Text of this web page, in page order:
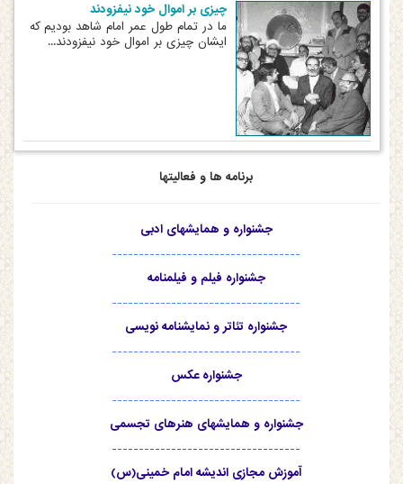
چیزی بر اموال خود نیفزودند
ما در تمام طول عمر امام شاهد بودیم که
ایشان چیزی بر اموال خود نیفزودند...
برنامه ها و فعالیتها
جشنواره و همایشهای ادبی
-----------------------------------
جشنواره فیلم و فیلمنامه
-----------------------------------
جشنواره تئاتر و نمایشنامه نویسی
-----------------------------------
جشنواره عکس
-----------------------------------
جشنواره و همایشهای هنرهای تجسمی
-----------------------------------
آموزش مجازی اندیشه امام خمینی(س)